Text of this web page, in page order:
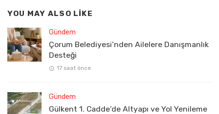
YOU MAY ALSO LIKE
Gündem
Çorum Belediyesi’nden Ailelere Danışmanlık
Desteği
17 saat önce
Gündem
Gülkent 1. Cadde’de Altyapı ve Yol Yenileme